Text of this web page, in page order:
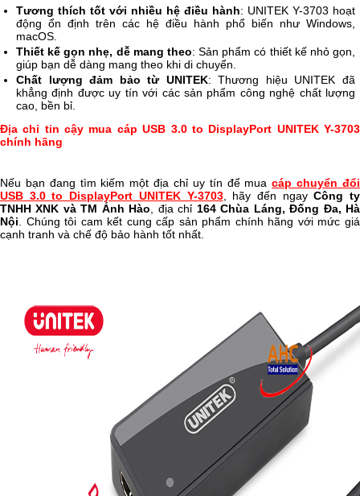
Tương thích tốt với nhiều hệ điều hành: UNITEK Y-3703 hoạt
động ổn định trên các hệ điều hành phổ biến như Windows,
macOS.
Thiết kế gọn nhẹ, dễ mang theo: Sản phẩm có thiết kế nhỏ gọn,
giúp bạn dễ dàng mang theo khi di chuyển.
Chất lượng đảm bảo từ UNITEK: Thương hiệu UNITEK đã
khẳng định được uy tín với các sản phẩm công nghệ chất lượng
cao, bền bỉ.
Địa chỉ tin cậy mua cáp USB 3.0 to DisplayPort UNITEK Y-3703
chính hãng
Nếu bạn đang tìm kiếm một địa chỉ uy tín để muacáp chuyển đổi
USB 3.0 to DisplayPort UNITEK Y-3703, hãy đến ngayCông ty
TNHH XNK và TM Ánh Hào, địa chỉ 164 Chùa Láng, Đống Đa, Hà
Nội. Chúng tôi cam kết cung cấp sản phẩm chính hãng với mức giá
cạnh tranh và chế độ bảo hành tốt nhất.